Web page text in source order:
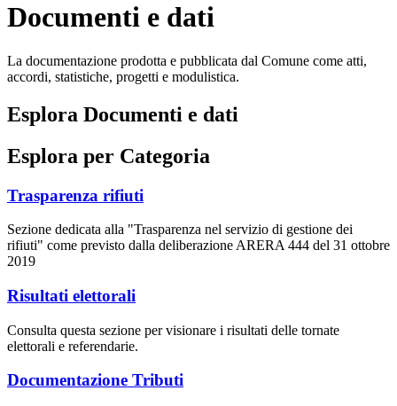
Documenti e dati
La documentazione prodotta e pubblicata dal Comune come atti,
accordi, statistiche, progetti e modulistica.
Esplora Documenti e dati
Esplora per Categoria
Trasparenza rifiuti
Sezione dedicata alla "Trasparenza nel servizio di gestione dei
rifiuti" come previsto dalla deliberazione ARERA 444 del 31 ottobre
2019
Risultati elettorali
Consulta questa sezione per visionare i risultati delle tornate
elettorali e referendarie.
Documentazione Tributi